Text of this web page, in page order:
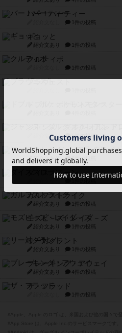
バー！パーティー
1件の投稿
ギョッと
紹介文あり 1件の投稿
クルティボ
1件の投稿
紹介文なし 5件の投稿
ファースト・イン・フライト
紹介文あり 3件の投稿
ダイススローン
ガルフストライク
紹介文あり 1件の投稿
モズビ－ズ・レイダ－ズ
紹介文あり 1件の投稿
リー対グラント
紹介文あり 1件の投稿
ブレーキング・アウェイ
紹介文あり 4件の投稿
ザ・フラッド
1件の投稿